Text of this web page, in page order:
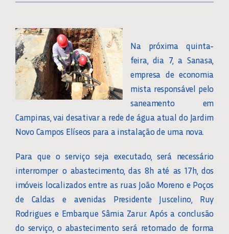
Na próxima quinta-
feira, dia 7, a Sanasa,
empresa de economia
mista responsável pelo
saneamento em
Campinas, vai desativar a rede de água atual do Jardim
Novo Campos Elíseos para a instalação de uma nova.
Para que o serviço seja executado, será necessário
interromper o abastecimento, das 8h até as 17h, dos
imóveis localizados entre as ruas João Moreno e Poços
de Caldas e avenidas Presidente Juscelino, Ruy
Rodrigues e Embarque Sâmia Zarur. Após a conclusão
do serviço, o abastecimento será retomado de forma